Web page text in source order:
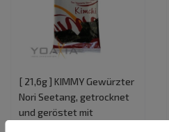
[ 21,6g ] KIMMY Gewürzter
Nori Seetang, getrocknet
und geröstet mit